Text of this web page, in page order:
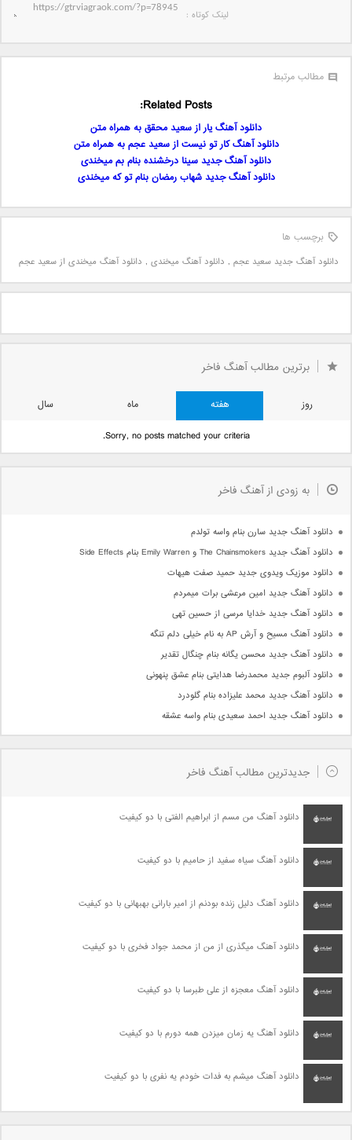
لینک کوتاه‌ :
مطالب مرتبط
Related Posts:
دانلود آهنگ یار از سعید محقق به همراه متن
دانلود آهنگ کار تو نیست از سعید عجم به همراه متن
دانلود آهنگ جدید سینا درخشنده بنام بم میخندی
دانلود آهنگ جدید شهاب رمضان بنام تو که میخندی
برچسب ها
دانلود آهنگ جدید سعید عجم , دانلود آهنگ میخندی , دانلود آهنگ میخندی از سعید عجم
برترین مطالب آهنگ فاخر
روز هفته ماه
سال
Sorry, no posts matched your criteria.
به زودی از آهنگ فاخر
دانلود آهنگ جدید سارن بنام واسه تولدم
دانلود آهنگ جدید The Chainsmokers و Emily Warren بنام Side Effects
دانلود موزیک ویدوی جدید حمید صفت هیهات
دانلود آهنگ جدید امین مرعشی برات میمردم
دانلود آهنگ جدید خدایا مرسی از حسین تهی
دانلود آهنگ مسیح و آرش AP به نام خیلی دلم تنگه
دانلود آهنگ جدید محسن یگانه بنام چنگال تقدیر
دانلود آلبوم جدید محمدرضا هدایتی بنام عشق پنهونی
دانلود آهنگ جدید محمد علیزاده بنام گلودرد
دانلود آهنگ جدید احمد سعیدی بنام واسه عشقه
جدیدترین مطالب آهنگ فاخر
دانلود آهنگ من مسم از ابراهیم الفتی با دو کیفیت
دانلود آهنگ سیاه سفید از حامیم با دو کیفیت
دانلود آهنگ دلیل زنده بودنم از امیر بارانی بهبهانی با دو کیفیت
دانلود آهنگ میگذری از من از محمد جواد فخری با دو کیفیت
دانلود آهنگ معجزه از علی طبرسا با دو کیفیت
دانلود آهنگ یه زمان میزدن همه دورم با دو کیفیت
دانلود آهنگ میشم به فدات خودم یه نفری با دو کیفیت